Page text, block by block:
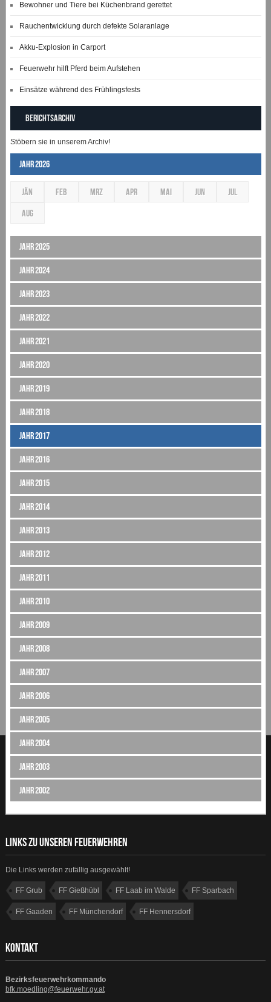
Bewohner und Tiere bei Küchenbrand gerettet
Rauchentwicklung durch defekte Solaranlage
Akku-Explosion in Carport
Feuerwehr hilft Pferd beim Aufstehen
Einsätze während des Frühlingsfests
Berichtsarchiv
Stöbern sie in unserem Archiv!
Jahr 2026
JÄN FEB MRZ APR MAI JUN JUL
AUG
Jahr 2025
Jahr 2024
Jahr 2023
Jahr 2022
Jahr 2021
Jahr 2020
Jahr 2019
Jahr 2018
Jahr 2017
Jahr 2016
Jahr 2015
Jahr 2014
Jahr 2013
Jahr 2012
Jahr 2011
Jahr 2010
Jahr 2009
Jahr 2008
Jahr 2007
Jahr 2006
Jahr 2005
Jahr 2004
Jahr 2003
Jahr 2002
LINKS ZU UNSEREN FEUERWEHREN
Die Links werden zufällig ausgewählt!
FF Grub FF Gießhübl FF Laab im Walde FF Sparbach
FF Gaaden FF Münchendorf FF Hennersdorf
KONTAKT
Bezirksfeuerwehrkommando
bfk.moedling@feuerwehr.gv.at